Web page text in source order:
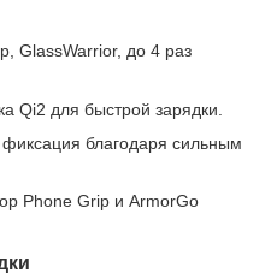
GlassWarrior, до 4 раз
Qi2 для быстрой зарядки.
благодаря сильным
Phone Grip и ArmorGo